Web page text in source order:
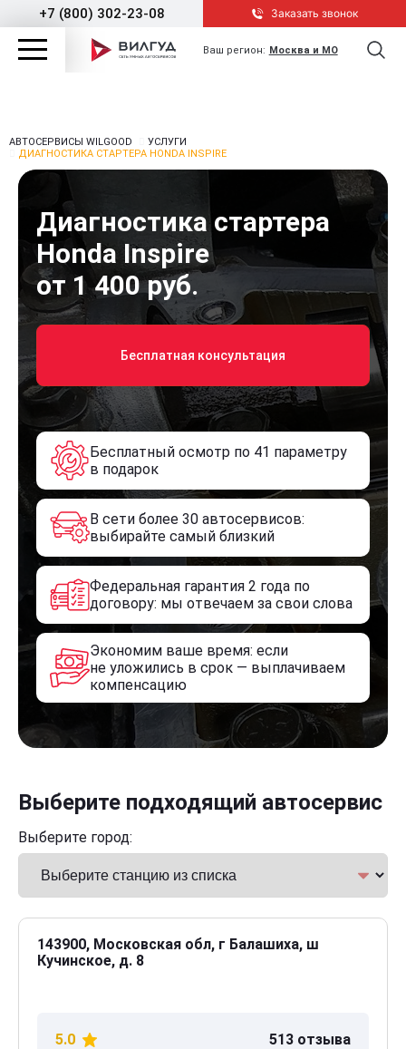
+7 (800) 302-23-08 Заказать звонок
Ваш регион: Москва и МО
АВТОСЕРВИСЫ WILGOOD
УСЛУГИ
ДИАГНОСТИКА СТАРТЕРА HONDA INSPIRE
Диагностика стартера
Honda Inspire
от 1 400 руб.
Бесплатная консультация
Бесплатный осмотр по 41 параметру
в подарок
В сети более 30 автосервисов:
выбирайте самый близкий
Федеральная гарантия 2 года по
договору: мы отвечаем за свои слова
Экономим ваше время: если
не уложились в срок — выплачиваем
компенсацию
Выберите подходящий автосервис
Выберите город:
143900, Московская обл, г Балашиха, ш
Кучинское, д. 8
5.0 513 отзыва